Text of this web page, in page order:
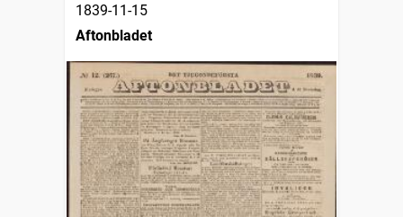
1839-11-15
Aftonbladet